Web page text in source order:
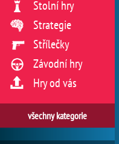
Stolní hry
Strategie
Střílečky
Závodní hry
Hry od vás
všechny kategorie